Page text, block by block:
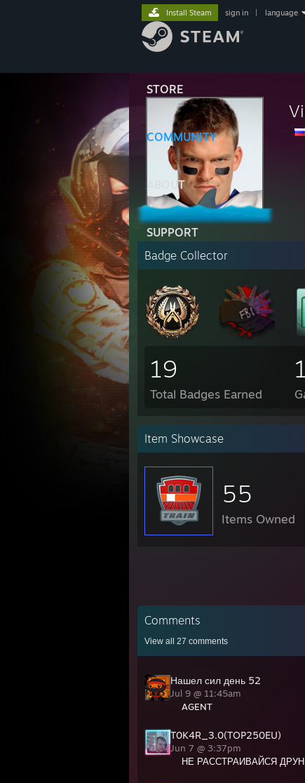
STORE
COMMUNITY
ABOUT
SUPPORT
Install Steam sign in language
Badge Collector
19
Total Badges Earned
1
Item Showcase
55
Items Owned
Comments
View all 27 comments
Нашел сил день 52
Jul 9 @ 11:45am
AGENT
T0K4R_3.0(TOP250EU)
Jun 7 @ 3:37pm
НЕ РАССТРАИВАЙСЯ